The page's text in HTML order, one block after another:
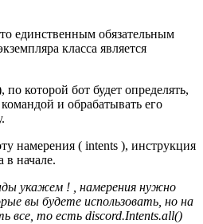
единственным обязательным
класса является
которой бот будет определять,
и обрабатывать его
намерения ( intents ), инструкция
в начале.
укажем ! , намерения нужно
вы будете использовать, но на
все, то есть discord.Intents.all()